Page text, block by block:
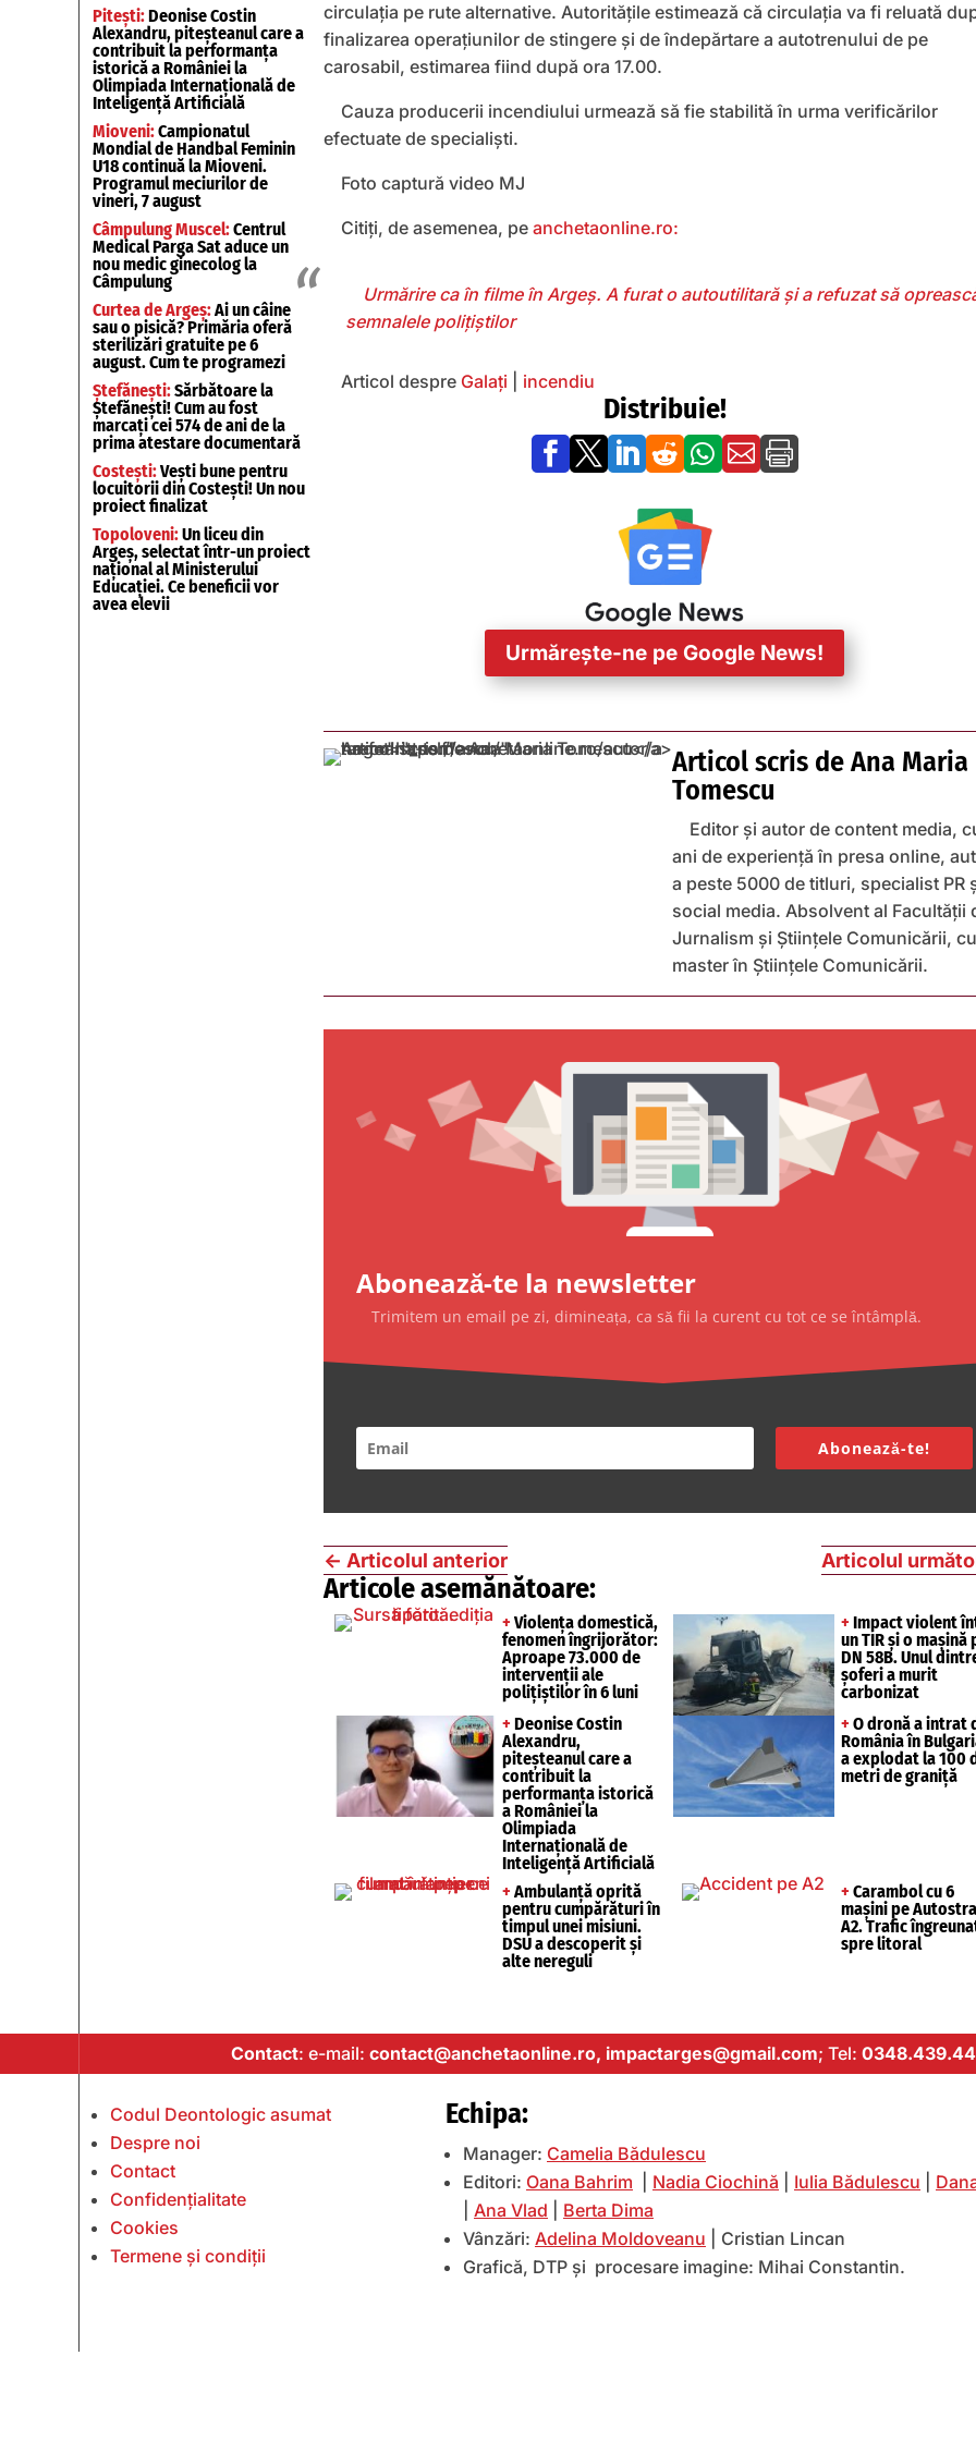
Pitești:Deonise Costin
Alexandru, piteșteanul care a
contribuit la performanța
istorică a României la
Olimpiada Internațională de
Inteligență Artificială
Mioveni:Campionatul
Mondial de Handbal Feminin
U18 continuă la Mioveni.
Programul meciurilor de
vineri, 7 august
Câmpulung Muscel:Centrul
Medical Parga Sat aduce un
nou medic ginecolog la
Câmpulung
Curtea de Argeș:Ai un câine
sau o pisică? Primăria oferă
sterilizări gratuite pe 6
august. Cum te programezi
Ștefănești:Sărbătoare la
Ștefănești! Cum au fost
marcați cei 574 de ani de la
prima atestare documentară
Costești:Vești bune pentru
locuitorii din Costești! Un nou
proiect finalizat
Topoloveni:Un liceu din
Argeș, selectat într-un proiect
național al Ministerului
Educației. Ce beneficii vor
avea elevii
circulația pe rute alternative. Autoritățile estimează că circulația va fi reluată
finalizarea operațiunilor de stingere și de îndepărtare a autotrenului de pe
carosabil, estimarea fiind după ora 17.00.
Cauza producerii incendiului urmează să fie stabilită în urma verificărilor
efectuate de specialiști.
Foto captură video MJ
Citiți, de asemenea, pe anchetaonline.ro:
Urmărire ca în filme în Argeș. A furat o autoutilitară și a refuzat să
semnalele polițiștilor
Articol despre Galați incendiu
Distribuie!
      
Urmărește-ne pe Google News!
Articol scris deAna Maria
Tomescu
Editor și autor de content media,
ani de experiență în presa online,
a peste 5000 de titluri, specialist PR
social media. Absolvent al Facultății
Jurnalism și Științele Comunicării, cu
master în Științele Comunicării.
Abonează-te la newsletter
Trimitem un email pe zi, dimineața, ca să fii la curent cu tot ce se întâmplă.
Abonează-te!
← Articolul anterior Articolul
Articole asemănătoare:
+ Violența domestică,
fenomen îngrijorător:
Aproape 73.000 de
intervenții ale
polițiștilor în 6 luni
+ Impact violent
un TIR și o mașină
DN 58B. Unul
șoferi a murit
carbonizat
+ Deonise Costin
Alexandru,
piteșteanul care a
contribuit la
performanța istorică
a României la
Olimpiada
Internațională de
Inteligență Artificială
+ O dronă a intrat
România în
a explodat la 100
metri de graniță
+ Ambulanță oprită
pentru cumpărături în
timpul unei misiuni.
DSU a descoperit și
alte nereguli
+ Carambol cu 6
mașini pe
A2. Trafic
spre litoral
Contact: e-mail: contact@anchetaonline.ro, impactarges@gmail.com; Tel:
Codul Deontologic asumat
Despre noi
Contact
Confidențialitate
Cookies
Termene și condiții
Echipa:
Manager: Camelia Bădulescu
Editori: Oana Bahrim Nadia Ciochină Iulia Bădulescu
Ana Vlad
Berta Dima
Vânzări: Adelina Moldoveanu | Cristian Lincan
Grafică, DTP și procesare imagine: Mihai Constantin.